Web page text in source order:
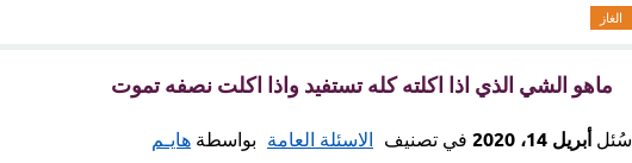
الغاز
ماهو الشي الذي اذا اكلته كله تستفيد واذا اكلت نصفه تموت
سُئل أبريل 14، 2020 في تصنيف الاسئلة العامة بواسطة هايـم